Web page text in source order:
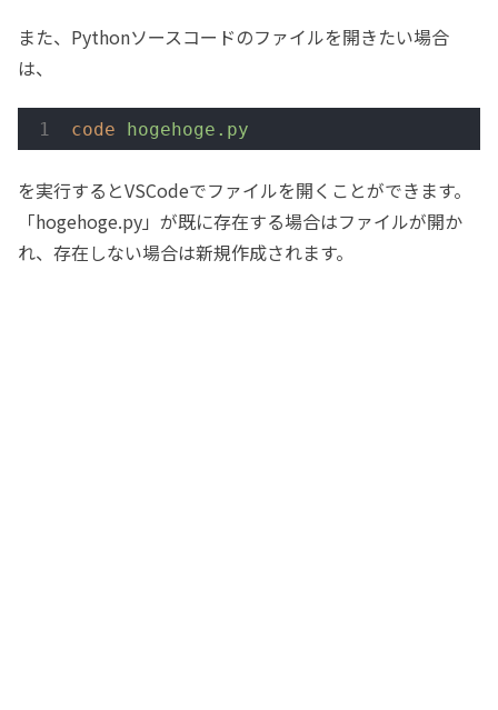
また、Pythonソースコードのファイルを開きたい場合
は、
code hogehoge.py
を実行するとVSCodeでファイルを開くことができます。
「hogehoge.py」が既に存在する場合はファイルが開か
れ、存在しない場合は新規作成されます。